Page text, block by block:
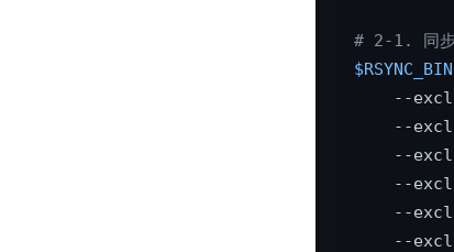
# 2-1. 同
$RSYNC_BIN
--
--
--
--
--
--